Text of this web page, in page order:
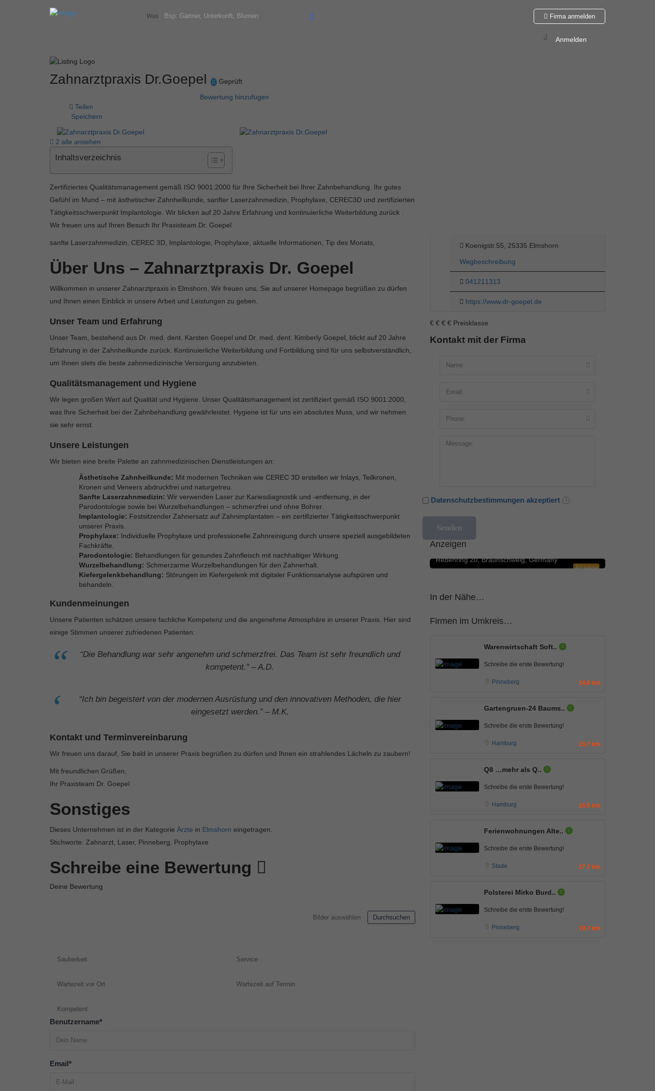
Was Firma anmelden
Anmelden
Zahnarztpraxis Dr.Goepel
Geprüft
Bewertung hinzufügen
Teilen
Speichern
2 alle ansehen
Inhaltsverzeichnis
Zertifiziertes Qualitätsmanagement gemäß ISO 9001:2000 für Ihre Sicherheit bei Ihrer Zahnbehandlung. Ihr gutes
Gefühl im Mund – mit ästhetischer Zahnheilkunde, sanfter Laserzahnmedizin, Prophylaxe, CEREC3D und zertifizierten
Tätigkeitsschwerpunkt Implantologie. Wir blicken auf 20 Jahre Erfahrung und kontinuierliche Weiterbildung zurück .
Wir freuen uns auf Ihren Besuch Ihr Praxisteam Dr. Goepel
sanfte Laserzahnmedizin, CEREC 3D, Implantologie, Prophylaxe, aktuelle Informationen, Tip des Monats,
Über Uns – Zahnarztpraxis Dr. Goepel
Willkommen in unserer Zahnarztpraxis in Elmshorn. Wir freuen uns, Sie auf unserer Homepage begrüßen zu dürfen
und Ihnen einen Einblick in unsere Arbeit und Leistungen zu geben.
Unser Team und Erfahrung
Unser Team, bestehend aus Dr. med. dent. Karsten Goepel und Dr. med. dent. Kimberly Goepel, blickt auf 20 Jahre
Erfahrung in der Zahnheilkunde zurück. Kontinuierliche Weiterbildung und Fortbildung sind für uns selbstverständlich,
um Ihnen stets die beste zahnmedizinische Versorgung anzubieten.
Qualitätsmanagement und Hygiene
Wir legen großen Wert auf Qualität und Hygiene. Unser Qualitätsmanagement ist zertifiziert gemäß ISO 9001:2000,
was Ihre Sicherheit bei der Zahnbehandlung gewährleistet. Hygiene ist für uns ein absolutes Muss, und wir nehmen
sie sehr ernst.
Unsere Leistungen
Wir bieten eine breite Palette an zahnmedizinischen Dienstleistungen an:
Ästhetische Zahnheilkunde: Mit modernen Techniken wie CEREC 3D erstellen wir Inlays, Teilkronen,
Kronen und Veneers abdruckfrei und naturgetreu.
Sanfte Laserzahnmedizin: Wir verwenden Laser zur Kariesdiagnostik und -entfernung, in der
Parodontologie sowie bei Wurzelbehandlungen – schmerzfrei und ohne Bohrer.
Implantologie: Festsitzender Zahnersatz auf Zahnimplantaten – ein zertifizierter Tätigkeitsschwerpunkt
unserer Praxis.
Prophylaxe: Individuelle Prophylaxe und professionelle Zahnreinigung durch unsere speziell ausgebildeten
Fachkräfte.
Parodontologie: Behandlungen für gesundes Zahnfleisch mit nachhaltiger Wirkung.
Wurzelbehandlung: Schmerzarme Wurzelbehandlungen für den Zahnerhalt.
Kiefergelenkbehandlung: Störungen im Kiefergelenk mit digitaler Funktionsanalyse aufspüren und
behandeln.
Kundenmeinungen
Unsere Patienten schätzen unsere fachliche Kompetenz und die angenehme Atmosphäre in unserer Praxis. Hier sind
einige Stimmen unserer zufriedenen Patienten:
“Die Behandlung war sehr angenehm und schmerzfrei. Das Team ist sehr freundlich und
kompetent.” – A.D.
“Ich bin begeistert von der modernen Ausrüstung und den innovativen Methoden, die hier
eingesetzt werden.” – M.K.
Kontakt und Terminvereinbarung
Wir freuen uns darauf, Sie bald in unserer Praxis begrüßen zu dürfen und Ihnen ein strahlendes Lächeln zu zaubern!
Mit freundlichen Grüßen,
Ihr Praxisteam Dr. Goepel
Sonstiges
Dieses Unternehmen ist in der Kategorie Ärzte in Elmshorn eingetragen.
Stichworte: Zahnarzt, Laser, Pinneberg, Prophylaxe
Schreibe eine Bewertung
Deine Bewertung
Bilder auswählen Durchsuchen
Sauberkeit Service
Wartezeit vor Ort Wartezeit auf Termin
Kompetent
Benutzername*
Email*
Koenigstr.55, 25335 Elmshorn
Wegbeschreibung
041211313
https://www.dr-goepel.de
€ € € € Preisklasse
Kontakt mit der Firma
Datenschutzbestimmungen akzeptiert
Anzeigen
Anzeige
Blumengeschäfte
Rosenbote.de – Blumenversand für Blumen
Rebenring 20, Braunschweig, Germany
In der Nähe…
Firmen im Umkreis…
Warenwirtschaft Soft..
Schreibe die erste Bewertung!
Pinneberg 14.6 km
Gartengruen-24 Baums..
Schreibe die erste Bewertung!
Hamburg 15.7 km
Q8 …mehr als Q..
Schreibe die erste Bewertung!
Hamburg 16.5 km
Ferienwohnungen Alte..
Schreibe die erste Bewertung!
Stade 17.7 km
Polsterei Mirko Burd..
Schreibe die erste Bewertung!
Pinneberg 19.7 km